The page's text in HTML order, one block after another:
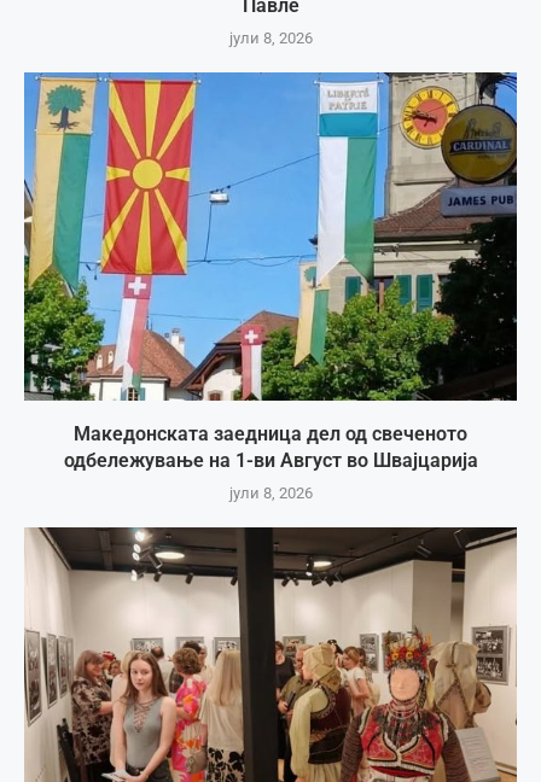
Павле
јули 8, 2026
Македонската заедница дел од свеченото
одбележување на 1-ви Август во Швајцарија
јули 8, 2026